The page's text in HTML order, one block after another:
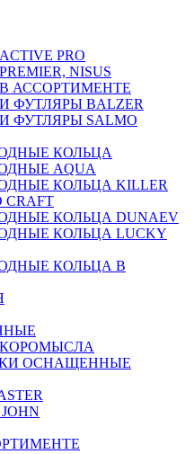
PRO
NISUS
АССОРТИМЕНТЕ
BALZER
SALMO
КОЛЬЦА
AQUA
КОЛЬЦА KILLER
КОЛЬЦА DUNAEV
КОЛЬЦА LUCKY
КОЛЬЦА В
КОРОМЫСЛА
ОСНАЩЕННЫЕ